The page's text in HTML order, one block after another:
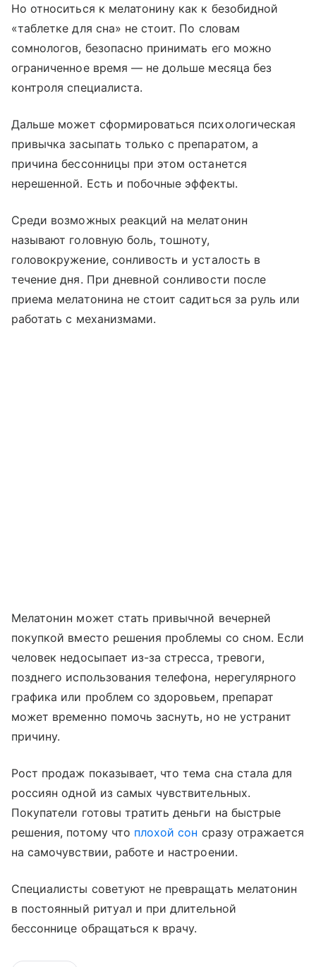
Но относиться к мелатонину как к безобидной
«таблетке для сна» не стоит. По словам
сомнологов, безопасно принимать его можно
ограниченное время — не дольше месяца без
контроля специалиста.
Дальше может сформироваться психологическая
привычка засыпать только с препаратом, а
причина бессонницы при этом останется
нерешенной. Есть и побочные эффекты.
Среди возможных реакций на мелатонин
называют головную боль, тошноту,
головокружение, сонливость и усталость в
течение дня. При дневной сонливости после
приема мелатонина не стоит садиться за руль или
работать с механизмами.
Мелатонин может стать привычной вечерней
покупкой вместо решения проблемы со сном. Если
человек недосыпает из-за стресса, тревоги,
позднего использования телефона, нерегулярного
графика или проблем со здоровьем, препарат
может временно помочь заснуть, но не устранит
причину.
Рост продаж показывает, что тема сна стала для
россиян одной из самых чувствительных.
Покупатели готовы тратить деньги на быстрые
решения, потому что плохой сон сразу отражается
на самочувствии, работе и настроении.
Специалисты советуют не превращать мелатонин
в постоянный ритуал и при длительной
бессоннице обращаться к врачу.